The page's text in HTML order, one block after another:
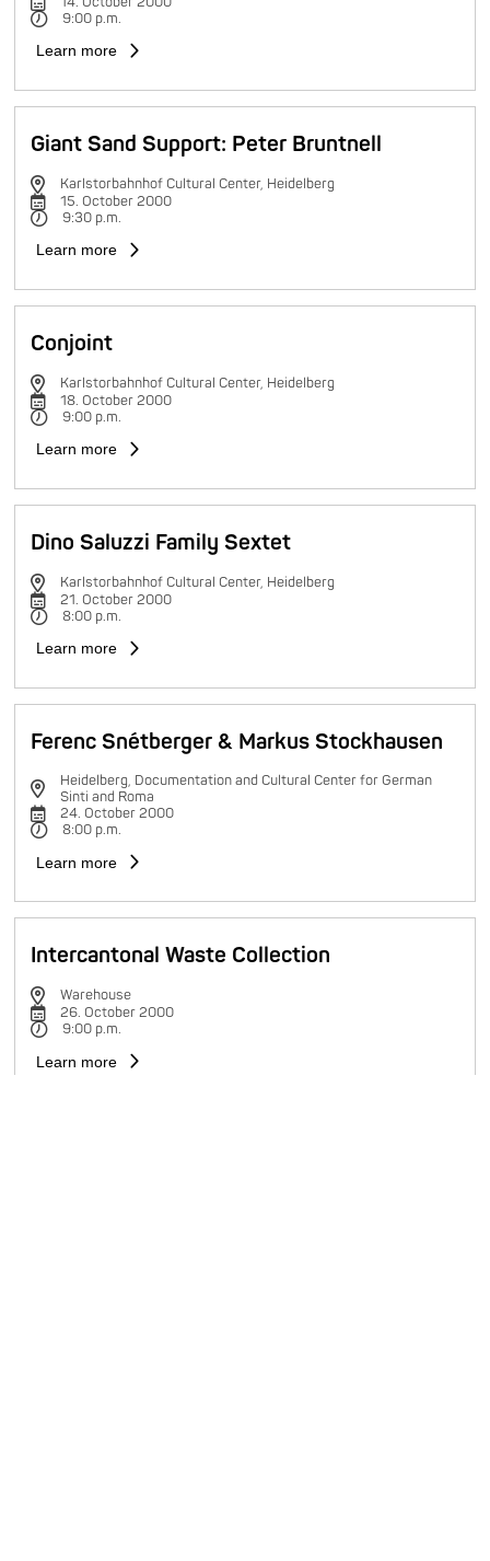
9:00 p.m.
Learn more
Giant Sand Support: Peter Bruntnell
Karlstorbahnhof Cultural Center, Heidelberg
15. October 2000
9:30 p.m.
Learn more
Conjoint
Karlstorbahnhof Cultural Center, Heidelberg
18. October 2000
9:00 p.m.
Learn more
Dino Saluzzi Family Sextet
Karlstorbahnhof Cultural Center, Heidelberg
21. October 2000
8:00 p.m.
Learn more
Ferenc Snétberger & Markus Stockhausen
Heidelberg, Documentation and Cultural Center for German
Sinti and Roma
24. October 2000
8:00 p.m.
Learn more
Intercantonal Waste Collection
Warehouse
26. October 2000
9:00 p.m.
Learn more